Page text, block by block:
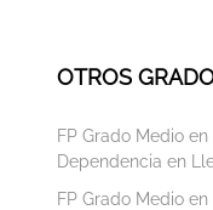
OTROS
FP Grado Medio
Dependencia en
FP Grado Medio